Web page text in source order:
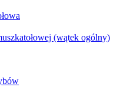
(wątek ogólny)